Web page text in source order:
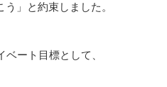
う」と約束しました。
ート目標として、